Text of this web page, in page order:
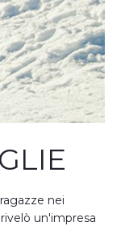
nei
un'impresa